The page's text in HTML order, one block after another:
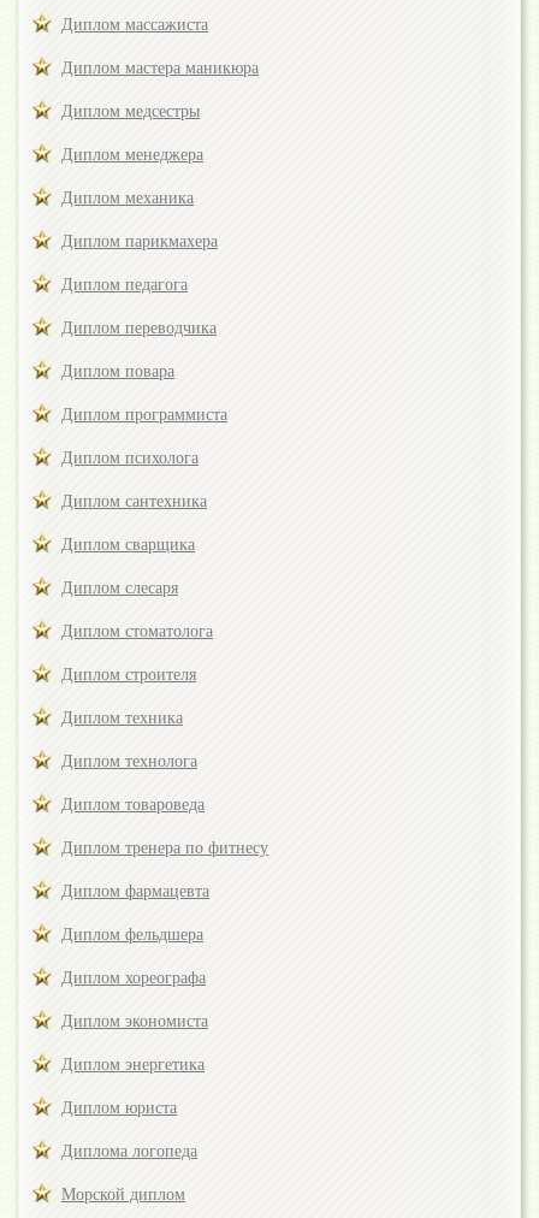
Диплом массажиста
Диплом мастера маникюра
Диплом медсестры
Диплом менеджера
Диплом механика
Диплом парикмахера
Диплом педагога
Диплом переводчика
Диплом повара
Диплом программиста
Диплом психолога
Диплом сантехника
Диплом сварщика
Диплом слесаря
Диплом стоматолога
Диплом строителя
Диплом техника
Диплом технолога
Диплом товароведа
Диплом тренера по фитнесу
Диплом фармацевта
Диплом фельдшера
Диплом хореографа
Диплом экономиста
Диплом энергетика
Диплом юриста
Диплома логопеда
Морской диплом